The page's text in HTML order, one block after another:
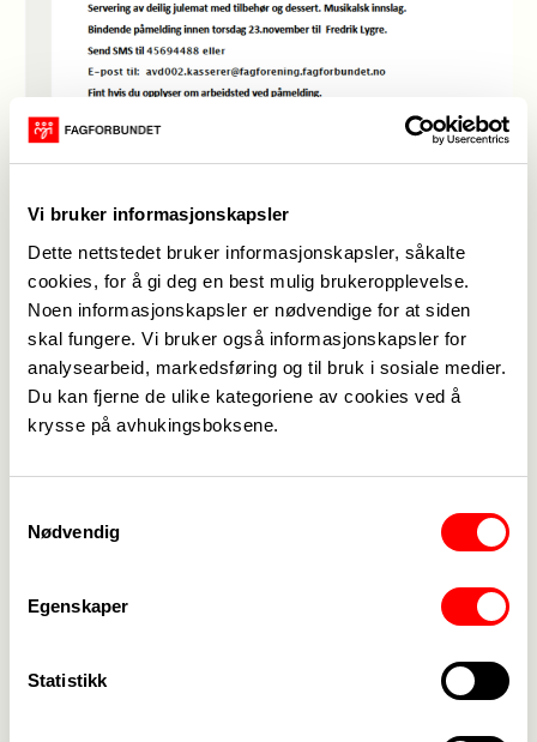
Vi bruker informasjonskapsler
Dette nettstedet bruker informasjonskapsler, såkalte
cookies, for å gi deg en best mulig brukeropplevelse.
Noen informasjonskapsler er nødvendige for at siden
skal fungere. Vi bruker også informasjonskapsler for
analysearbeid, markedsføring og til bruk i sosiale medier.
Du kan fjerne de ulike kategoriene av cookies ved å
krysse på avhukingsboksene.
Nødvendig
Egenskaper
Statistikk
Invitasjon til julemedlemsmøte (Foto: Fagforbundet
Bergenhus)
Britt-Helen Åmås
22. nov. 2023
Vedlegg
Julemedlemsmøte 2023.pdf